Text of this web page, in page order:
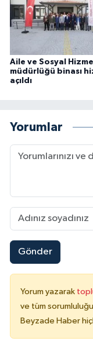
Aile ve Sosyal
müdürlüğü binası
açıldı
Yorumlar
Gönder
Yorum yazarak
ve tüm
Beyzade Haber